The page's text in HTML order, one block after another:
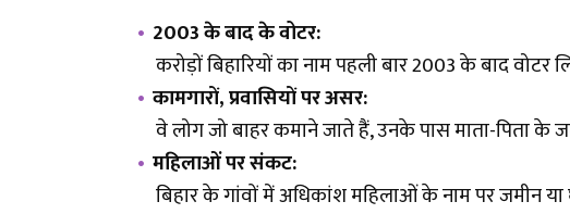
2003 के बाद के वोटर:
करोड़ों बिहारियों का नाम पहली बार 2003 के बाद वोटर
कामगारों, प्रवासियों पर असर:
वे लोग जो बाहर कमाने जाते हैं, उनके पास माता-पिता के
महिलाओं पर संकट:
बिहार के गांवों में अधिकांश महिलाओं के नाम पर जमीन या